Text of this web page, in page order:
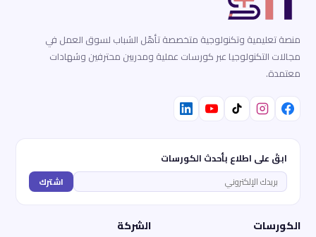
منصة تعليمية وتكنولوجية متخصصة تأهّل الشباب لسوق العمل في
مجالات التكنولوجيا عبر كورسات عملية ومدربين محترفين وشهادات
معتمدة.
ابقَ على اطلاع بأحدث الكورسات
اشترك
الكورسات الشركة